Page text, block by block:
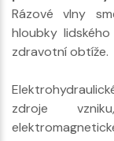
Rázové vlny
hloubky
zdravotní obtíže.
zdroje